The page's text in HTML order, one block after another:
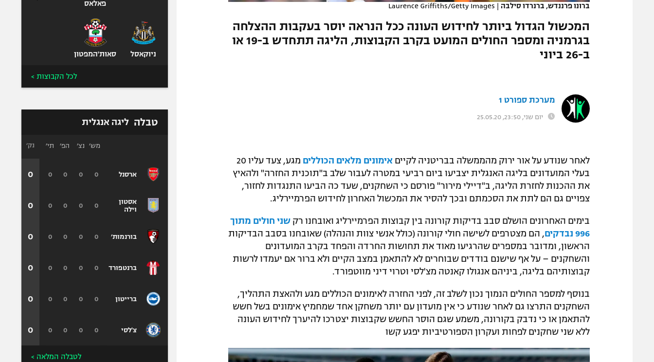
המגזיןברונו פרננדש, ברנרדו סילבה |
Laurence Griffiths/Getty Images
המכשול הגדול ביותר לחידוש העונה ככל הנראה יוסר בעקבות ההצלחה
בגרמניה ומספר החולים המועט בקרב הקבוצות, הליגה תתחדש ב-19 או
ב-26 ביוני
מערכת ספורט 1
יום שני, 23:50, 25.05.20
לאחר שנודע על אור ירוק מהממשלה בבריטניה לקיים אימונים מלאים הכוללים
מגע, צעד עליו 20
בעלי המועדונים בליגה האנגלית יצביעו ביום רביעי במטרה לעבור שלב ב"תוכנית החזרה" ולהאיץ
את ההכנות לחזרת הליגה, ב"דיילי מירור" פורסם כי השחקנים, שעד כה הביעו התנגדות לחזור,
צפויים גם הם לתת את הסכמתם ובכך להסיר את המכשול האחרון לחידוש הפרמיירליג.
בימים האחרונים הושלם סבב בדיקות קורונה בין קבוצות הפרמיירליג ואובחנו רק שני חולים מתוך
996 נבדקים
, הם מצטרפים לשישה חולי קורונה (כולל אנשי צוות והנהלה) שאובחנו בסבב הבדיקות
הראשון, ומדובר במספרים שהרגיעו מאוד את תחושות החרדה והפחד בקרב המועדונים
והשחקנים – על אף שישנם בודדים שבוחרים לא להתאמן במצב הקיים ולא ברור אם יעמדו לרשות
קבוצותיהם בליגה, ביניהם אנגולו קאנטה מצ'לסי וטרוי דיני מווטפורד.
בנוסף למספר החולים הנמוך נכון לשלב זה, לפני החזרה לאימונים הכוללים מגע ולהאצת התהליך,
השחקנים התרצו גם לאחר שנודע כי אין מועדון עם יותר משחקן אחד שמחמיץ אימונים בשל חשש
להתאמן או כי נדבק בקורונה, משמע שגם הוסר החשש שקבוצות יצטרכו להיערך לחידוש העונה
ללא שני שחקנים לפחות ועקרון הספורטיביות יפגע קשו
פאלאס
ניוקאסל סאות'המפטון
לכל הקבוצות >
טבלה ליגה אנגלית
ארסנל
אסטון
וילה
בורנמות׳
ברנטפורד
ברייטון
צ'לסי
מש׳ נצ׳ הפ׳ תי׳
0
0
0
0
0
0
0
0
0
0
0
0
0
0
0
0
0
0
0
0
0
0
0
0
נק׳
0
0
0
0
0
0
לטבלה המלאה >